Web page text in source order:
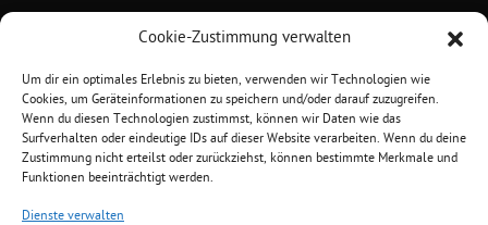
Cookie-Zustimmung verwalten
Um dir ein optimales Erlebnis zu bieten, verwenden wir Technologien wie
Cookies, um Geräteinformationen zu speichern und/oder darauf zuzugreifen.
Wenn du diesen Technologien zustimmst, können wir Daten wie das
Surfverhalten oder eindeutige IDs auf dieser Website verarbeiten. Wenn du deine
Zustimmung nicht erteilst oder zurückziehst, können bestimmte Merkmale und
Funktionen beeinträchtigt werden.
Dienste verwalten
Musikszene Bremen e.V.
Hansator 1 | 28217 Bremen
Bürozeiten
Montag u. Donnerstag
jeweils von 18.00 Uhr bis 20.00 Uhr